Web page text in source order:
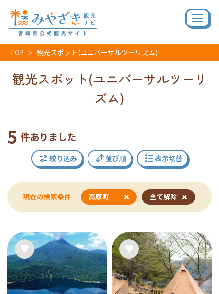
TOP 観光スポット(ユニバーサルツーリズム)
観光スポット(ユニバーサルツーリ
ズム)
5 件ありました
絞り込み 並び順 表示切替
現在の検索条件 高原町 全て解除